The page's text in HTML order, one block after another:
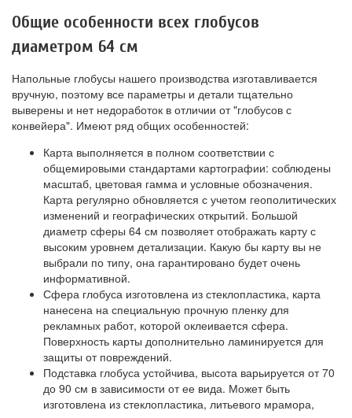
Общие особенности всех глобусов
диаметром 64 см
Напольные глобусы нашего производства изготавливается
вручную, поэтому все параметры и детали тщательно
выверены и нет недоработок в отличии от "глобусов с
конвейера". Имеют ряд общих особенностей:
Карта выполняется в полном соответствии с
общемировыми стандартами картографии: соблюдены
масштаб, цветовая гамма и условные обозначения.
Карта регулярно обновляется с учетом геополитических
изменений и географических открытий. Большой
диаметр сферы 64 см позволяет отображать карту с
высоким уровнем детализации. Какую бы карту вы не
выбрали по типу, она гарантировано будет очень
информативной.
Сфера глобуса изготовлена из стеклопластика, карта
нанесена на специальную прочную пленку для
рекламных работ, которой оклеивается сфера.
Поверхность карты дополнительно ламинируется для
защиты от повреждений.
Подставка глобуса устойчива, высота варьируется от 70
до 90 см в зависимости от ее вида. Может быть
изготовлена из стеклопластика, литьевого мрамора,